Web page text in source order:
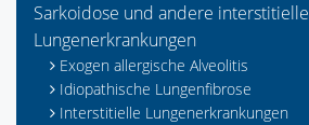
Sarkoidose und andere interstitielle
Lungenerkrankungen
Exogen allergische Alveolitis
Idiopathische Lungenfibrose
Interstitielle Lungenerkrankungen